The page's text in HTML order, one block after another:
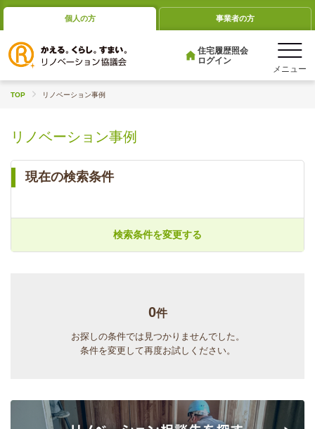
個人の方 事業者の方
住宅履歴照会
ログイン
TOP リノベーション事例
リノベーション事例
現在の検索条件
検索条件を変更する
0件
お探しの条件では見つかりませんでした。
条件を変更して再度お試しください。